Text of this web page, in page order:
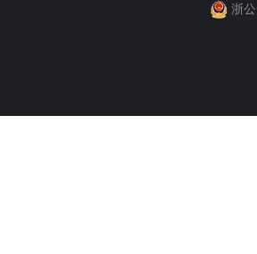
浙